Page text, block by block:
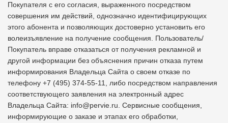
Покупателя с его согласия, выраженного посредством
совершения им действий, однозначно идентифицирующих
этого абонента и позволяющих достоверно установить его
волеизъявление на получение сообщения. Пользователь/
Покупатель вправе отказаться от получения рекламной и
другой информации без объяснения причин отказа путем
информирования Владельца Сайта о своем отказе по
телефону +7 (495) 374-55-11, либо посредством направления
соответствующего заявления на электронный адрес
Владельца Сайта: info@pervie.ru. Сервисные сообщения,
информирующие о заказе и этапах его обработки,